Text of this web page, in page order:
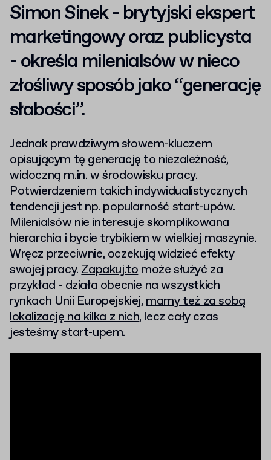
Simon Sinek - brytyjski ekspert
marketingowy oraz publicysta
- określa milenialsów w nieco
złośliwy sposób jako “generację
słabości”.
Jednak prawdziwym słowem-kluczem
opisującym tę generację to niezależność,
widoczną m.in. w środowisku pracy.
Potwierdzeniem takich indywidualistycznych
tendencji jest np. popularność start-upów.
Milenialsów nie interesuje skomplikowana
hierarchia i bycie trybikiem w wielkiej maszynie.
Wręcz przeciwnie, oczekują widzieć efekty
swojej pracy.Zapakuj.tomoże służyć za
przykład - działa obecnie na wszystkich
rynkach Unii Europejskiej,mamy też za sobą
lokalizację na kilka z nich, lecz cały czas
jesteśmy start-upem.